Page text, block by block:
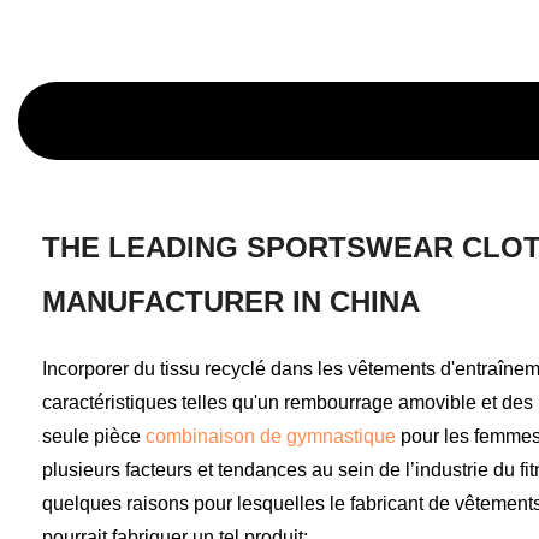
THE LEADING SPORTSWEAR
MANUFACTURER IN CHINA
Incorporer du tissu recyclé dans les vêtements
caractéristiques telles qu'un rembourrage amovible et
seule piècecombinaison de gymnastique pour les
plusieurs facteurs et tendances au sein de l’industrie du
quelques raisons pour lesquelles le fabricant de